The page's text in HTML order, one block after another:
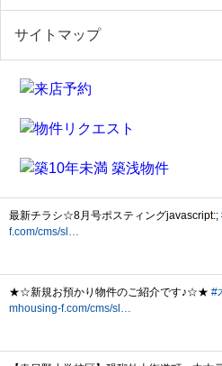
サイトマップ